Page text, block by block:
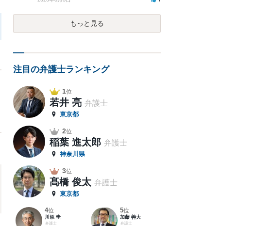
もっと見る
注目の弁護士ランキング
1位
若井 亮 弁護士
東京都
2位
稲葉 進太郎 弁護士
神奈川県
3位
髙橋 俊太 弁護士
東京都
4位
川添 圭
弁護士
5位
加藤 善大
弁護士